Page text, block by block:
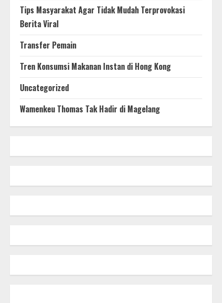
Tips Masyarakat Agar Tidak Mudah Terprovokasi
Berita Viral
Transfer Pemain
Tren Konsumsi Makanan Instan di Hong Kong
Uncategorized
Wamenkeu Thomas Tak Hadir di Magelang